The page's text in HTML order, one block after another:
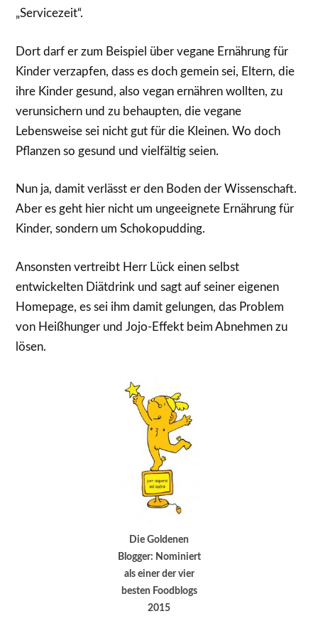
„Servicezeit“.
Dort darf er zum Beispiel über vegane Ernährung für
Kinder verzapfen, dass es doch gemein sei, Eltern, die
ihre Kinder gesund, also vegan ernähren wollten, zu
verunsichern und zu behaupten, die vegane
Lebensweise sei nicht gut für die Kleinen. Wo doch
Pflanzen so gesund und vielfältig seien.
Nun ja, damit verlässt er den Boden der Wissenschaft.
Aber es geht hier nicht um ungeeignete Ernährung für
Kinder, sondern um Schokopudding.
Ansonsten vertreibt Herr Lück einen selbst
entwickelten Diätdrink und sagt auf seiner eigenen
Homepage, es sei ihm damit gelungen, das Problem
von Heißhunger und Jojo-Effekt beim Abnehmen zu
lösen.
Die Goldenen
Blogger: Nominiert
als einer der vier
besten Foodblogs
2015